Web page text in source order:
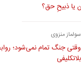
یا ذبیحِ حق؟
سولماز منزوی
وقتی جنگ تمام نمی‌شود؛
بلاتکلیفی